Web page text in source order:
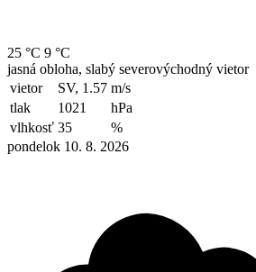
25 °C 9 °C
jasná obloha, slabý severovýchodný vietor
vietor
SV, 1.57 m/s
tlak
1021
hPa
vlhkosť 35
%
pondelok 10. 8. 2026